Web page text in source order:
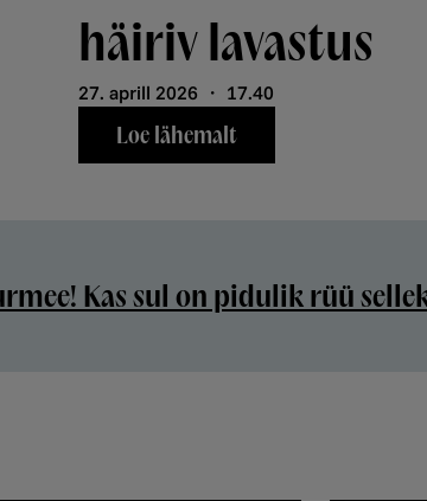
häiriv lavastus
27. aprill 2026 ・ 17.40
Loe lähemaltUkuarusse jõuab
Kas sul on pidulik rüü